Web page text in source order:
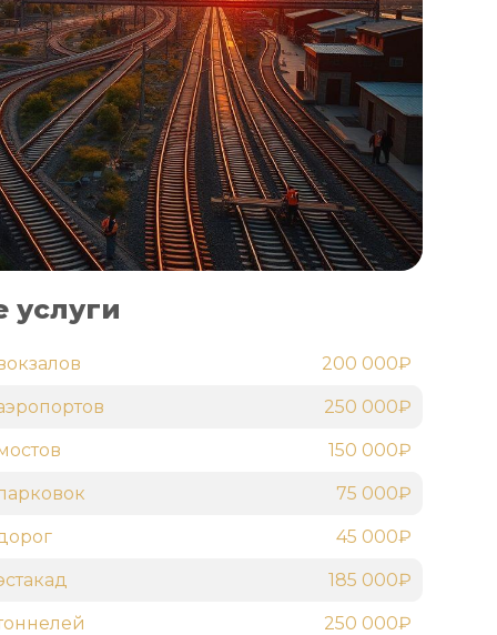
услуги
200 000₽
250 000₽
150 000₽
75 000₽
45 000₽
185 000₽
250 000₽